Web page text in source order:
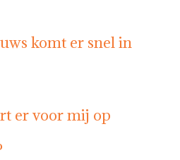
komt er snel in
er voor mij op